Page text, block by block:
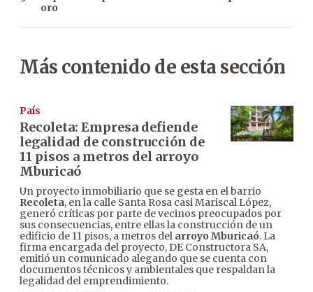
oro
Más contenido de esta sección
País
Recoleta: Empresa defiende
legalidad de construcción de
11 pisos a metros del arroyo
Mburicaó
Un proyecto inmobiliario que se gesta en el barrio
Recoleta, en la calle Santa Rosa casi Mariscal López,
generó críticas por parte de vecinos preocupados por
sus consecuencias, entre ellas la construcción de un
edificio de 11 pisos, a metros del arroyo Mburicaó. La
firma encargada del proyecto, DE Constructora SA,
emitió un comunicado alegando que se cuenta con
documentos técnicos y ambientales que respaldan la
legalidad del emprendimiento.